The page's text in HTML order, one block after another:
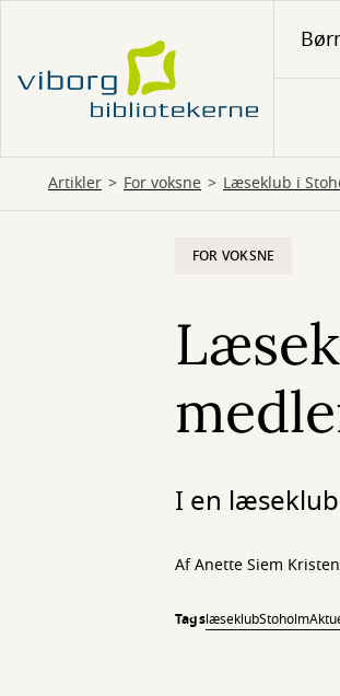
Artikler For voksne Læseklub i
FOR VOKSNE
I en
AfAnette Siem
TagslæseklubStoholm